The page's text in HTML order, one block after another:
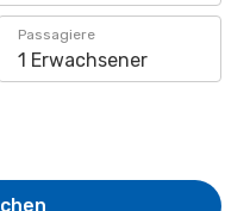
Passagiere
1 Erwachsener